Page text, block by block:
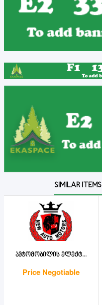
SIMILAR ITEMS
ავტომობილის ელექტ...
Price Negotiable